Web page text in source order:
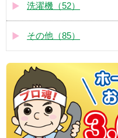
洗濯機（52）
その他（85）